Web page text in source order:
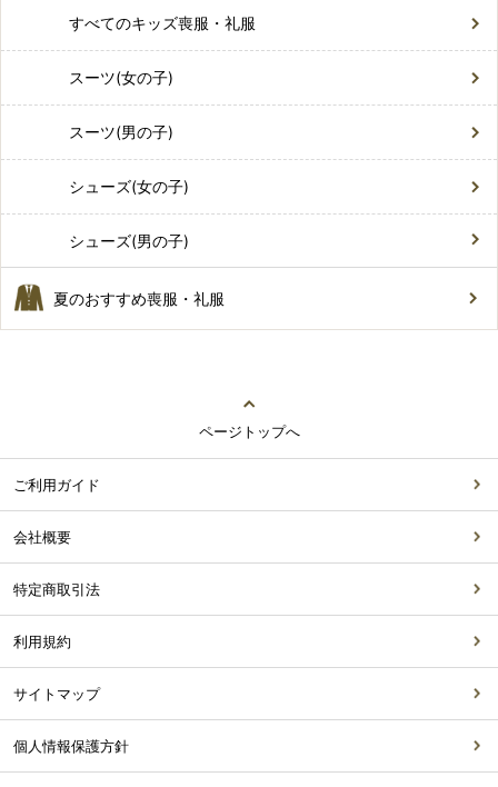
すべてのキッズ喪服・礼服
スーツ(女の子)
スーツ(男の子)
シューズ(女の子)
シューズ(男の子)
夏のおすすめ喪服・礼服
ページトップへ
ご利用ガイド
会社概要
特定商取引法
利用規約
サイトマップ
個人情報保護方針